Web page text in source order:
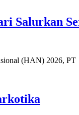
Salurkan
(HAN) 2026, PT